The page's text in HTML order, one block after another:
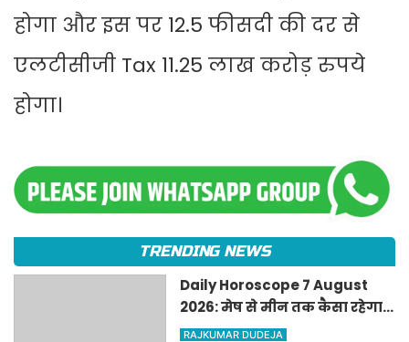
होगा और इस पर 12.5 फीसदी की दर से
एलटीसीजी Tax 11.25 लाख करोड़ रुपये
होगा।
TRENDING NEWS
Daily Horoscope 7 August
2026: मेष से मीन तक कैसा रहेगा
शुक्रवार का दिन? जानिए अपना
RAJKUMAR DUDEJA